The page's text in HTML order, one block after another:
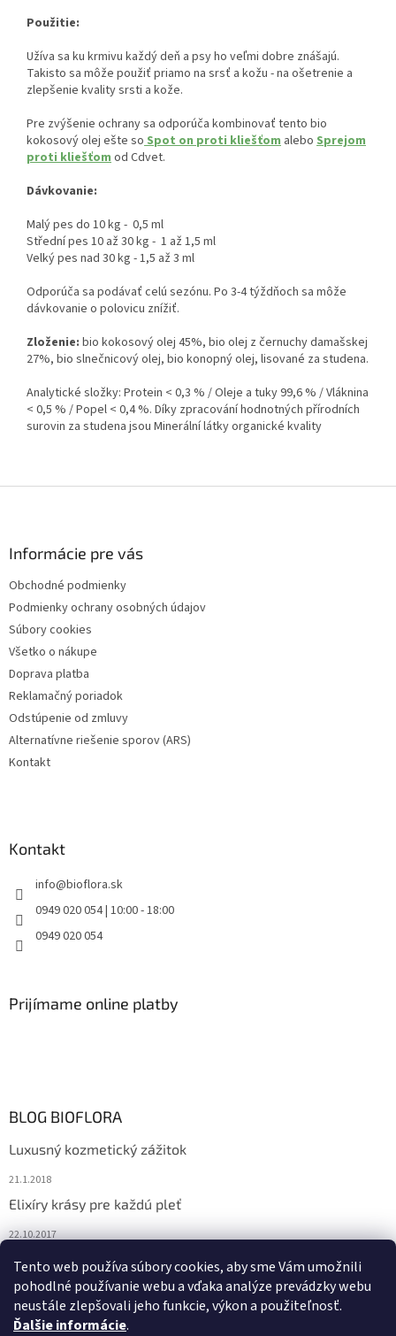
Tento web používa súbory cookies, aby sme Vám umožnili
pohodlné používanie webu a vďaka analýze prevádzky webu
neustále zlepšovali jeho funkcie, výkon a použiteľnosť.
Ďalšie informácie.
Použitie:
Užíva sa ku krmivu každý deň a psy ho veľmi dobre znášajú.
Takisto sa môže použiť priamo na srsť a kožu - na ošetrenie a
zlepšenie kvality srsti a kože.
Pre zvýšenie ochrany sa odporúča kombinovať tento bio
kokosový olej ešte soSpot on proti kliešťom alebo Sprejom
proti kliešťomod Cdvet.
Dávkovanie:
Malý pes do 10 kg - 0,5 ml
Střední pes 10 až 30 kg - 1 až 1,5 ml
Velký pes nad 30 kg - 1,5 až 3 ml
Odporúča sa podávať celú sezónu. Po 3-4 týždňoch sa môže
dávkovanie o polovicu znížiť.
Zloženie: bio kokosový olej 45%, bio olej z černuchy damašskej
27%, bio slnečnicový olej, bio konopný olej, lisované za studena.
Analytické složky: Protein < 0,3 % / Oleje a tuky 99,6 % / Vláknina
< 0,5 % / Popel < 0,4 %. Díky zpracování hodnotných přírodních
surovin za studena jsou Minerální látky organické kvality
Informácie pre vás
Obchodné podmienky
Podmienky ochrany osobných údajov
Súbory cookies
Všetko o nákupe
Doprava platba
Reklamačný poriadok
Odstúpenie od zmluvy
Alternatívne riešenie sporov (ARS)
Kontakt
Kontakt
info@bioflora.sk
0949 020 054 | 10:00 - 18:00
0949 020 054
Prijímame online platby
BLOG BIOFLORA
Luxusný kozmetický zážitok
21.1.2018
Elixíry krásy pre každú pleť
22.10.2017
Spoznajte prírodnú kozmetiku Sante
10.10.2017